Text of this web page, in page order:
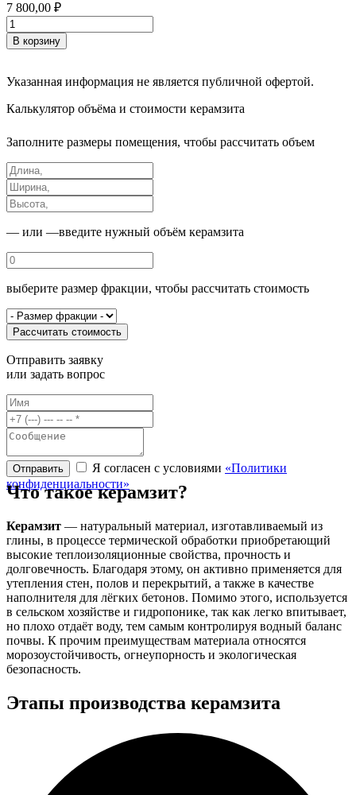
7 800,00 ₽
В корзину
Указанная информация не является публичной офертой.
Калькулятор объёма и стоимости керамзита
Заполните размеры помещения, чтобы рассчитать объем
— или —введите нужный объём керамзита
выберите размер фракции, чтобы рассчитать стоимость
Рассчитать стоимость
Отправить заявку
или задать вопрос
Я согласен с условиями «Политики
конфиденциальности»
Что такоекерамзит?
Керамзит — натуральный материал, изготавливаемый из
глины, в процессе термической обработки приобретающий
высокие теплоизоляционные свойства, прочность и
долговечность. Благодаря этому, он активно применяется для
утепления стен, полов и перекрытий, а также в качестве
наполнителя для лёгких бетонов. Помимо этого, используется
в сельском хозяйстве и гидропонике, так как легко впитывает,
но плохо отдаёт воду, тем самым контролируя водный баланс
почвы. К прочим преимуществам материала относятся
морозоустойчивость, огнеупорность и экологическая
безопасность.
Этапы производства керамзита